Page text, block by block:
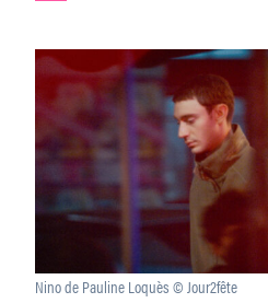
Nino de Pauline Loquès © Jour2fête